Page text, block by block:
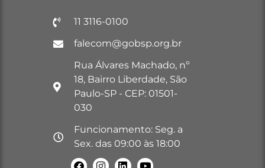
11 3116-0100
falecom@gobsp.org.br
Rua Álvares Machado, nº
18, Bairro Liberdade, São
Paulo-SP - CEP: 01501-
030
Funcionamento: Seg. a
Sex. das 09:00 às 18:00